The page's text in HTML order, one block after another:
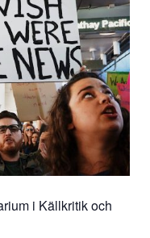
i Källkritik och